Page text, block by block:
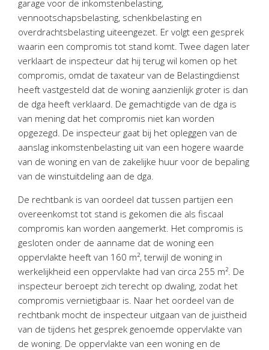
Downloads
Contact
AvantiOnline
Twinfield – Boekhouden
BaseCone – Facturen
Visionplanner – Rapportage
Klantenportaal – Online dossiers
Online Salaris – Salarissen
Nextens-Accorderen aangiften
garage voor de inkomstenbelasting,
vennootschapsbelasting, schenkbelasting en
overdrachtsbelasting uiteengezet. Er volgt een gesprek
waarin een compromis tot stand komt. Twee dagen later
verklaart de inspecteur dat hij terug wil komen op het
compromis, omdat de taxateur van de Belastingdienst
heeft vastgesteld dat de woning aanzienlijk groter is dan
de dga heeft verklaard. De gemachtigde van de dga is
van mening dat het compromis niet kan worden
opgezegd. De inspecteur gaat bij het opleggen van de
aanslag inkomstenbelasting uit van een hogere waarde
van de woning en van de zakelijke huur voor de bepaling
van de winstuitdeling aan de dga.
De rechtbank is van oordeel dat tussen partijen een
overeenkomst tot stand is gekomen die als fiscaal
compromis kan worden aangemerkt. Het compromis is
gesloten onder de aanname dat de woning een
oppervlakte heeft van 160 m², terwijl de woning in
werkelijkheid een oppervlakte had van circa 255 m². De
inspecteur beroept zich terecht op dwaling, zodat het
compromis vernietigbaar is. Naar het oordeel van de
rechtbank mocht de inspecteur uitgaan van de juistheid
van de tijdens het gesprek genoemde oppervlakte van
de woning. De oppervlakte van een woning en de